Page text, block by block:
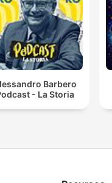
Barbero
- La Storia